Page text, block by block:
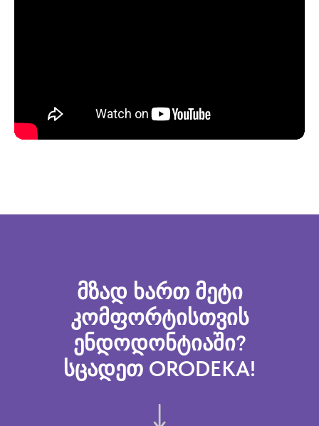
მზად ხართ მეტი
კომფორტისთვის
ენდოდონტიაში?
სცადეთ ORODEKA!